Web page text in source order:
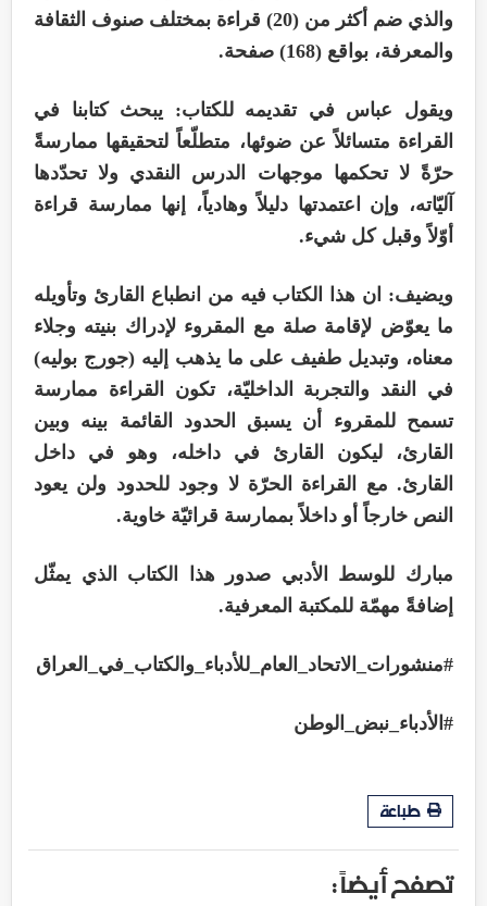
والذي ضم أكثر من (20) قراءة بمختلف صنوف الثقافة
والمعرفة، بواقع (168) صفحة.
ويقول عباس في تقديمه للكتاب: يبحث كتابنا في
القراءة متسائلاً عن ضوئها، متطلّعاً لتحقيقها ممارسةً
حرّةً لا تحكمها موجهات الدرس النقدي ولا تحدّدها
آليّاته، وإن اعتمدتها دليلاً وهادياً، إنها ممارسة قراءة
أوّلاً وقبل كل شيء.
ويضيف: ان هذا الكتاب فيه من انطباع القارئ وتأويله
ما يعوّض لإقامة صلة مع المقروء لإدراك بنيته وجلاء
معناه، وتبديل طفيف على ما يذهب إليه (جورج بوليه)
في النقد والتجربة الداخليّة، تكون القراءة ممارسة
تسمح للمقروء أن يسبق الحدود القائمة بينه وبين
القارئ، ليكون القارئ في داخله، وهو في داخل
القارئ. مع القراءة الحرّة لا وجود للحدود ولن يعود
النص خارجاً أو داخلاً بممارسة قرائيّة خاوية.
مبارك للوسط الأدبي صدور هذا الكتاب الذي يمثّل
إضافةً مهمّة للمكتبة المعرفية.
#منشورات_الاتحاد_العام_للأدباء_والكتاب_في_العراق
#الأدباء_نبض_الوطن
طباعة
تصفح أيضاً :